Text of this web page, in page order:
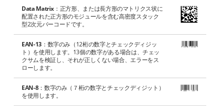
Data Matrix ：正方形、または長方形のマトリクス状に
配置された正方形のモジュールを含む高密度スタック
型2次元バーコードです。
EAN-13：数字のみ（12桁の数字とチェックディジッ
ト）を使用します。13個の数字がある場合は、チェッ
クサムを検証し、それが正しくない場合、エラーをス
ローします。
EAN-8：数字のみ（７桁の数字とチェックディジット）
を使用します。